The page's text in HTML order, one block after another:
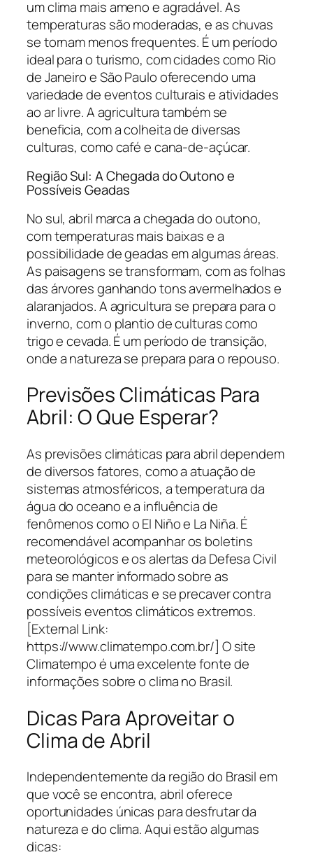
um clima mais ameno e agradável. As
temperaturas são moderadas, e as chuvas
se tornam menos frequentes. É um período
ideal para o turismo, com cidades como Rio
de Janeiro e São Paulo oferecendo uma
variedade de eventos culturais e atividades
ao ar livre. A agricultura também se
beneficia, com a colheita de diversas
culturas, como café e cana-de-açúcar.
Região Sul: A Chegada do Outono e
Possíveis Geadas
No sul, abril marca a chegada do outono,
com temperaturas mais baixas e a
possibilidade de geadas em algumas áreas.
As paisagens se transformam, com as folhas
das árvores ganhando tons avermelhados e
alaranjados. A agricultura se prepara para o
inverno, com o plantio de culturas como
trigo e cevada. É um período de transição,
onde a natureza se prepara para o repouso.
Previsões Climáticas Para
Abril: O Que Esperar?
As previsões climáticas para abril dependem
de diversos fatores, como a atuação de
sistemas atmosféricos, a temperatura da
água do oceano e a influência de
fenômenos como o El Niño e La Niña. É
recomendável acompanhar os boletins
meteorológicos e os alertas da Defesa Civil
para se manter informado sobre as
condições climáticas e se precaver contra
possíveis eventos climáticos extremos.
[External Link:
https://www.climatempo.com.br/] O site
Climatempo é uma excelente fonte de
informações sobre o clima no Brasil.
Dicas Para Aproveitar o
Clima de Abril
Independentemente da região do Brasil em
que você se encontra, abril oferece
oportunidades únicas para desfrutar da
natureza e do clima. Aqui estão algumas
dicas: